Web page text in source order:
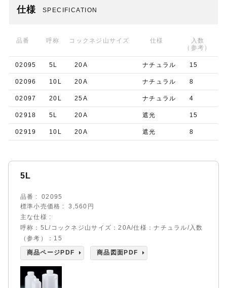
仕様 SPECIFICATION
品番 呼称 コックネジ山サイズ 仕様
入数
（参考）
02095 5L 20A ナチュラル 15
02096 10L 20A ナチュラル 8
02097 20L 25A ナチュラル 4
02918 5L 20A 遮光 15
02919 10L 20A 遮光 8
5L
品番
02095
標準小売価格
3,560円
主な仕様
呼称：5L/コックネジ山サイズ：20A/仕様：ナチュラル/入数
（参考）：15
商品ページPDF
商品図面PDF